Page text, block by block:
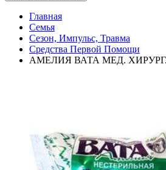
Главная
Семья
Сезон, Импульс, Травма
Средства Первой Помощи
АМЕЛИЯ ВАТА МЕД. ХИРУРГ.